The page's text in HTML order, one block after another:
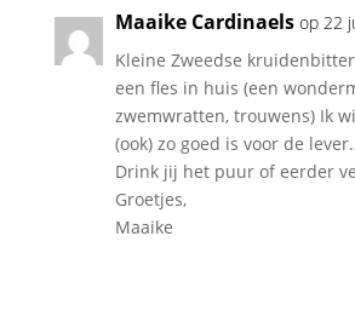
Maaike Cardinaels op 22
Kleine Zweedse
een fles in huis (een
zwemwratten, trouwens) Ik
(ook) zo goed is voor de
Drink jij het puur of eerder
Groetjes,
Maaike